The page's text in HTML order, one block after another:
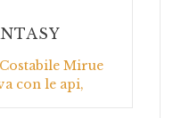
Mirue
con le api,